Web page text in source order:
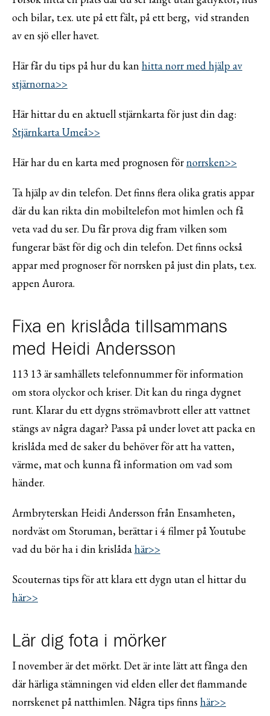
och bilar, t.ex. ute på ett fält, på ett berg, vid stranden
av en sjö eller havet.
Här får du tips på hur du kanhitta norr med hjälp av
stjärnorna>>
Här hittar du en aktuell stjärnkarta för just din dag:
Stjärnkarta Umeå>>
Här har du en karta med prognosen förnorrsken>>
Ta hjälp av din telefon. Det finns flera olika gratis appar
där du kan rikta din mobiltelefon mot himlen och få
veta vad du ser. Du får prova dig fram vilken som
fungerar bäst för dig och din telefon. Det finns också
appar med prognoser för norrsken på just din plats, t.ex.
appen Aurora.
Fixa en krislåda tillsammans
med Heidi Andersson
113 13 är samhällets telefonnummer för information
om stora olyckor och kriser. Dit kan du ringa dygnet
runt. Klarar du ett dygns strömavbrott eller att vattnet
stängs av några dagar? Passa på under lovet att packa en
krislåda med de saker du behöver för att ha vatten,
värme, mat och kunna få information om vad som
händer.
Armbryterskan Heidi Andersson från Ensamheten,
nordväst om Storuman, berättar i 4 filmer på Youtube
vad du bör ha i din krislådahär>>
Scouternas tips för att klara ett dygn utan el hittar du
här>>
Lär dig fota i mörker
I november är det mörkt. Det är inte lätt att fånga den
där härliga stämningen vid elden eller det flammande
norrskenet på natthimlen. Några tips finns här>>